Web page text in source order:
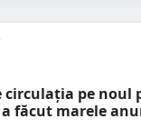
circulația pe noul
făcut marele